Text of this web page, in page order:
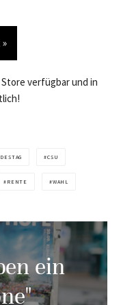
Store verfügbar und in
CSU
RENTE WAHL
ein